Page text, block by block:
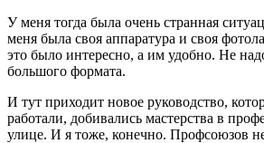
У меня тогда была очень странная
меня была своя аппаратура и своя
это было интересно, а им удобно. Не
большого формата.
И тут приходит новое руководство,
работали, добивались мастерства в
улице. И я тоже, конечно. Профсоюзов